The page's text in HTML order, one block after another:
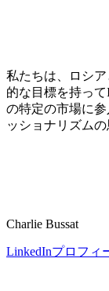
私たちは、ロシ
的な目標を持っ
の特定の市場に
ッショナリズムの
Charlie Bussat
LinkedInプロフィ